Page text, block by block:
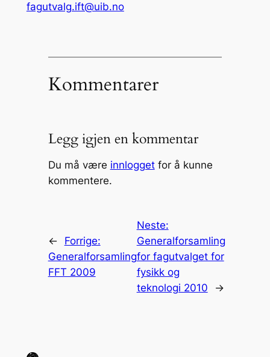
fagutvalg.ift@uib.no
Kommentarer
Legg igjen en kommentar
Du må være innloggetfor å kunne
kommentere.
←
Forrige:
Generalforsamling
FFT 2009
Neste:
Generalforsamling
for fagutvalget for
fysikk og
teknologi 2010
→